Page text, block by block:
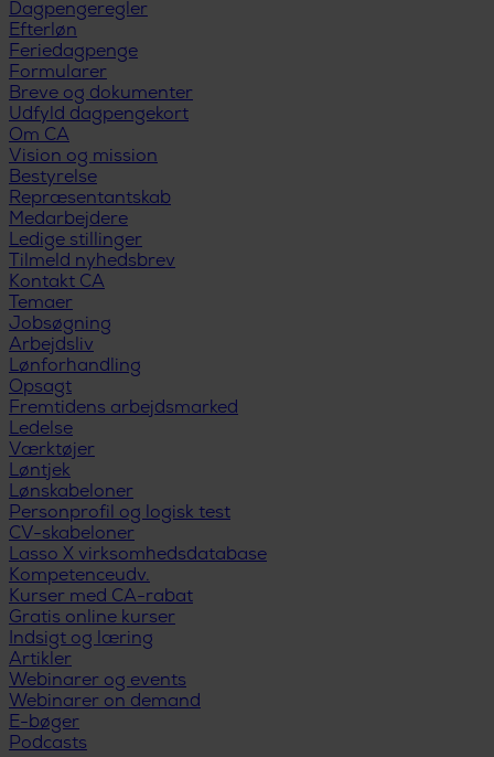
Dagpengeregler
Efterløn
Feriedagpenge
Formularer
Breve og dokumenter
Udfyld dagpengekort
Om CA
Vision og mission
Bestyrelse
Repræsentantskab
Medarbejdere
Ledige stillinger
Tilmeld nyhedsbrev
Kontakt CA
Temaer
Jobsøgning
Arbejdsliv
Lønforhandling
Opsagt
Fremtidens arbejdsmarked
Ledelse
Værktøjer
Løntjek
Lønskabeloner
Personprofil og logisk test
CV-skabeloner
Lasso X virksomhedsdatabase
Kompetenceudv.
Kurser med CA-rabat
Gratis online kurser
Indsigt og læring
Artikler
Webinarer og events
Webinarer on demand
E-bøger
Podcasts